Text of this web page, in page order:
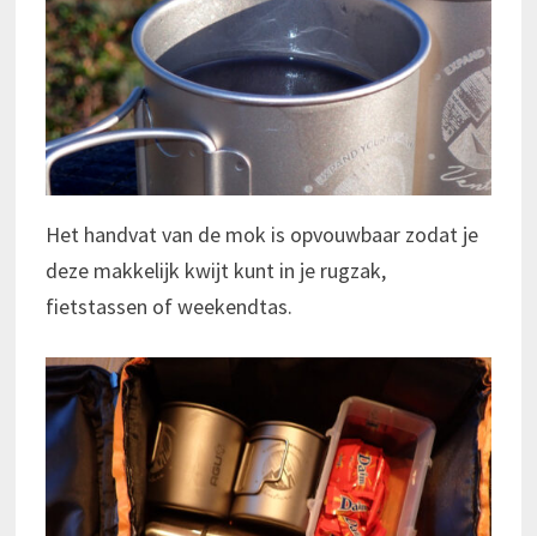
Het handvat van de mok is opvouwbaar zodat je
deze makkelijk kwijt kunt in je rugzak,
fietstassen of weekendtas.